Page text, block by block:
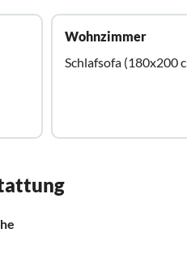
Wohnzimmer
Schlafsofa (180x200